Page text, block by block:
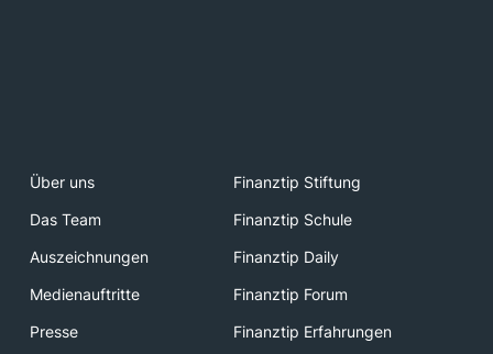
Über uns
Finanztip Stiftung
Das Team
Finanztip Schule
Auszeichnungen
Finanztip Daily
Medienauftritte
Finanztip Forum
Presse
Finanztip Erfahrungen